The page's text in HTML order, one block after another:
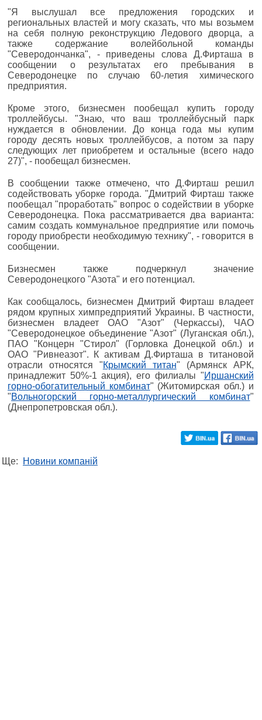
"Я выслушал все предложения городских и
региональных властей и могу сказать, что мы возьмем
на себя полную реконструкцию Ледового дворца, а
также содержание волейбольной команды
"Северодончанка", - приведены слова Д.Фирташа в
сообщении о результатах его пребывания в
Северодонецке по случаю 60-летия химического
предприятия.
Кроме этого, бизнесмен пообещал купить городу
троллейбусы. "Знаю, что ваш троллейбусный парк
нуждается в обновлении. До конца года мы купим
городу десять новых троллейбусов, а потом за пару
следующих лет приобретем и остальные (всего надо
27)", - пообещал бизнесмен.
В сообщении также отмечено, что Д.Фирташ решил
содействовать уборке города. "Дмитрий Фирташ также
пообещал "проработать" вопрос о содействии в уборке
Северодонецка. Пока рассматривается два варианта:
самим создать коммунальное предприятие или помочь
городу приобрести необходимую технику", - говорится в
сообщении.
Бизнесмен также подчеркнул значение
Северодонецкого "Азота" и его потенциал.
Как сообщалось, бизнесмен Дмитрий Фирташ владеет
рядом крупных химпредприятий Украины. В частности,
бизнесмен владеет ОАО "Азот" (Черкассы), ЧАО
"Северодонецкое объединение "Азот" (Луганская обл.),
ПАО "Концерн "Стирол" (Горловка Донецкой обл.) и
ОАО "Ривнеазот". К активам Д.Фирташа в титановой
отрасли относятся "Крымский титан" (Армянск АРК,
принадлежит 50%-1 акция), его филиалы "Иршанский
горно-обогатительный комбинат" (Житомирская обл.) и
"Вольногорский горно-металлургический комбинат"
(Днепропетровская обл.).
Ще: Новини компаній